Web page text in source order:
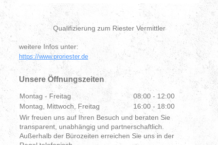
Qualifizierung zum Riester Vermittler
weitere Infos unter:
https://www.proriester.de
Unsere Öffnungszeiten
Montag - Freitag 08:00 - 12:00
Montag, Mittwoch, Freitag
16:00 - 18:00
Wir freuen uns auf Ihren Besuch und beraten Sie
transparent, unabhängig und partnerschaftlich.
Außerhalb der Bürozeiten erreichen Sie uns in der